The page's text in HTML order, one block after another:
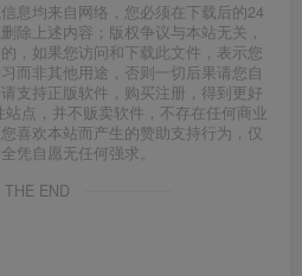
息均来自网络，您必须在下载后的24
除上述内容；版权争议与本站无关，
，如果您访问和下载此文件，表示您
而非其他用途，否则一切后果请您自
支持正版软件，购买注册，得到更好
点，并不贩卖软件，不存在任何商业
喜欢本站而产生的赞助支持行为，仅
凭自愿无任何强求。
THE END